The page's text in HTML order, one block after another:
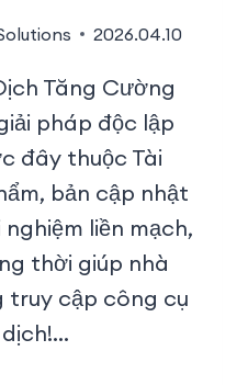
2026.04.10
Tăng Cường
pháp độc lập
đây thuộc Tài
bản cập nhật
liền mạch,
thời giúp nhà
truy cập công cụ